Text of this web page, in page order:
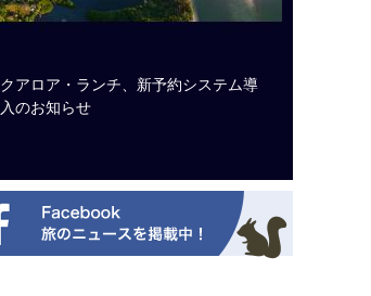
クアロア・ランチ、新予約システム導
入のお知らせ